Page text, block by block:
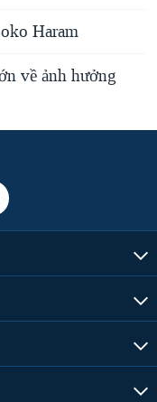
Haram
về ảnh hưởng